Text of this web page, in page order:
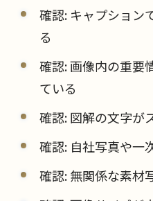
確認: キャプション
る
確認: 画像内の重要
ている
確認: 図解の文字が
確認: 自社写真や一
確認: 無関係な素材